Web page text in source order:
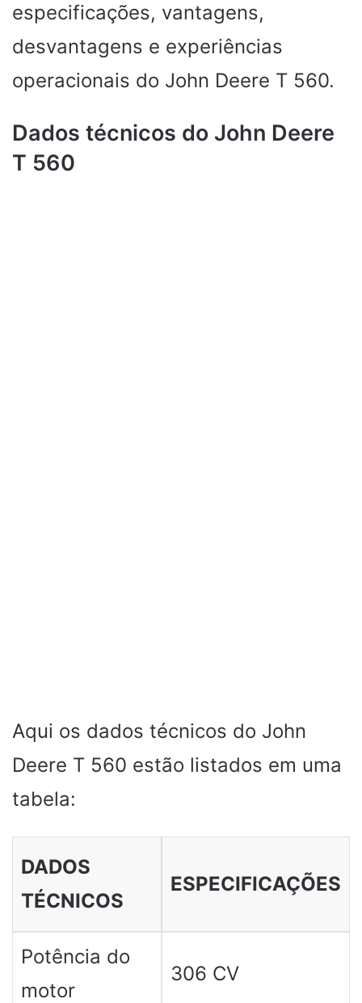
especificações, vantagens,
desvantagens e experiências
operacionais do John Deere T 560.
Dados técnicos do John Deere
T 560
Aqui os dados técnicos do John
Deere T 560 estão listados em uma
tabela:
DADOS
TÉCNICOS
ESPECIFICAÇÕES
Potência do
motor
306 CV